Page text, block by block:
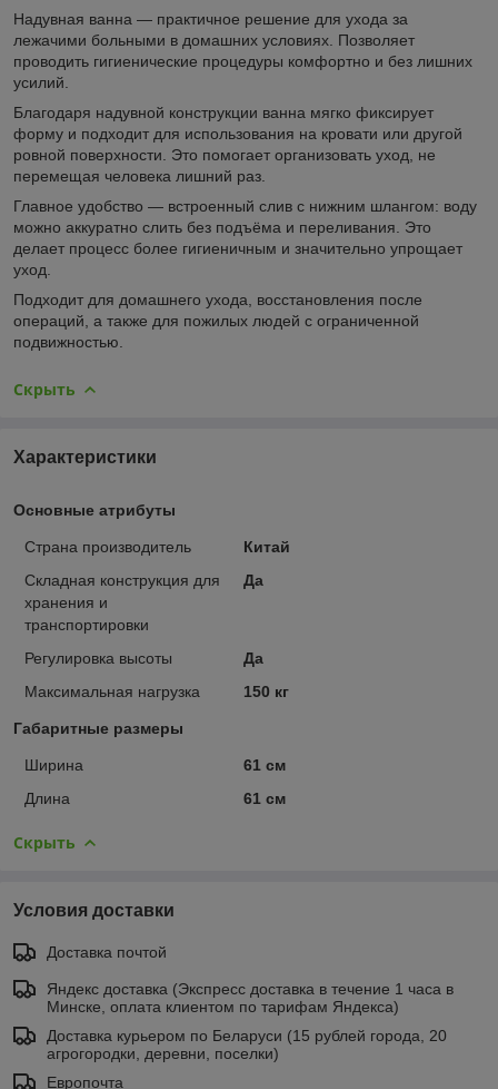
Надувная ванна — практичное решение для ухода за
лежачими больными в домашних условиях. Позволяет
проводить гигиенические процедуры комфортно и без лишних
усилий.
Благодаря надувной конструкции ванна мягко фиксирует
форму и подходит для использования на кровати или другой
ровной поверхности. Это помогает организовать уход, не
перемещая человека лишний раз.
Главное удобство — встроенный слив с нижним шлангом: воду
можно аккуратно слить без подъёма и переливания. Это
делает процесс более гигиеничным и значительно упрощает
уход.
Подходит для домашнего ухода, восстановления после
операций, а также для пожилых людей с ограниченной
подвижностью.
Скрыть
Характеристики
Основные атрибуты
Страна производитель
Китай
Складная конструкция для
хранения и
транспортировки
Да
Регулировка высоты
Да
Максимальная нагрузка
150 кг
Габаритные размеры
Ширина
61 см
Длина
61 см
Скрыть
Условия доставки
Доставка почтой
Яндекс доставка (Экспресс доставка в течение 1 часа в
Минске, оплата клиентом по тарифам Яндекса)
Доставка курьером по Беларуси (15 рублей города, 20
агрогородки, деревни, поселки)
Европочта